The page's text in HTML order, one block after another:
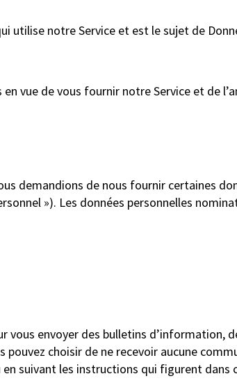
utilise notre Service et est le sujet de
vue de vous fournir notre Service et de
demandions de nous fournir certaines
»). Les données personnelles
vous envoyer des bulletins
choisir de ne recevoir aucune
suivant les instructions qui figurent dans